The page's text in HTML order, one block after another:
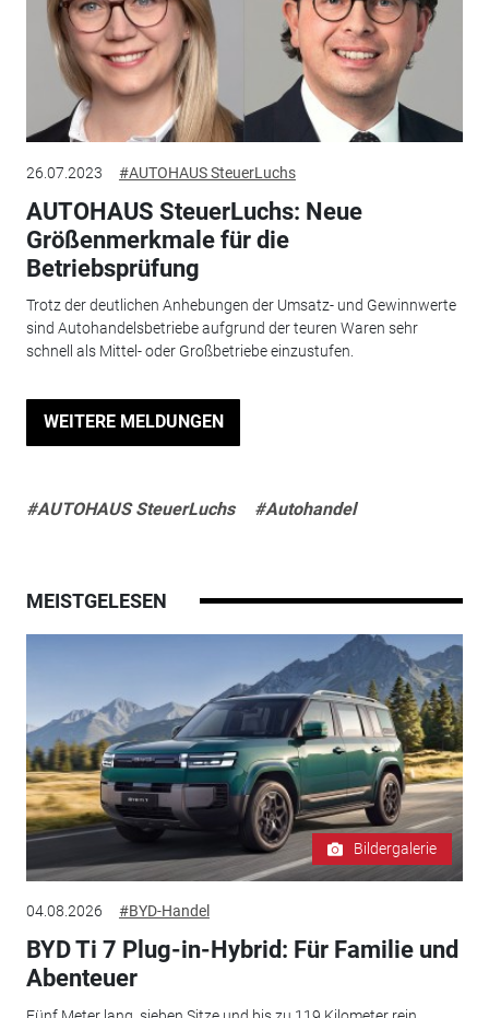
26.07.2023 #AUTOHAUS SteuerLuchs
AUTOHAUS SteuerLuchs: Neue
Größenmerkmale für die
Betriebsprüfung
Trotz der deutlichen Anhebungen der Umsatz- und Gewinnwerte
sind Autohandelsbetriebe aufgrund der teuren Waren sehr
schnell als Mittel- oder Großbetriebe einzustufen.
WEITERE MELDUNGEN
#AUTOHAUS SteuerLuchs #Autohandel
MEISTGELESEN
Bildergalerie
04.08.2026 #BYD-Handel
BYD Ti 7 Plug-in-Hybrid: Für Familie und
Abenteuer